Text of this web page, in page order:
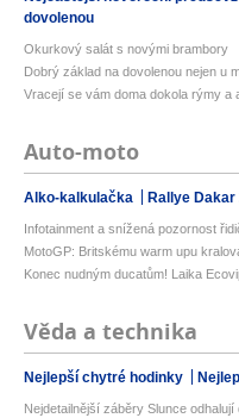
dovolenou
Okurkový salát s novými brambory
Dobrý základ na dovolenou nejen u
Vracejí se vám doma dokola rýmy a
Auto-moto
Alko-kalkulačka Rallye Dakar
Infotainment a snížená pozornost
MotoGP: Britskému warm upu
Konec nudným ducatům! Laika
Věda a technika
Nejlepší chytré hodinky
Nejdetailnější záběry Slunce